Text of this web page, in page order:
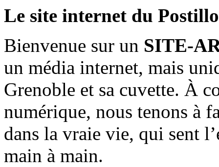
Le site internet du
Bienvenue sur un SITE-
un média internet, mais
Grenoble et sa cuvette. À
numérique, nous tenons à
dans la vraie vie, qui sent
main à main.